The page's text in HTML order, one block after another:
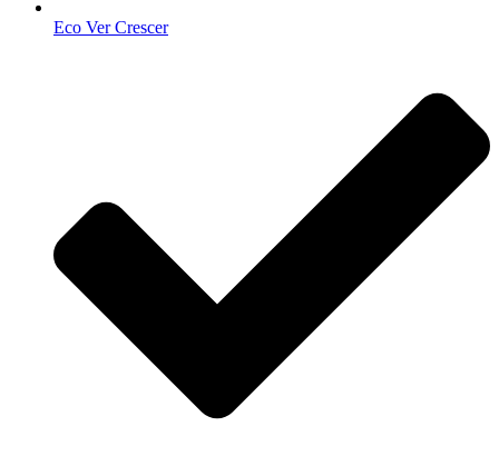
Eco Ver Crescer